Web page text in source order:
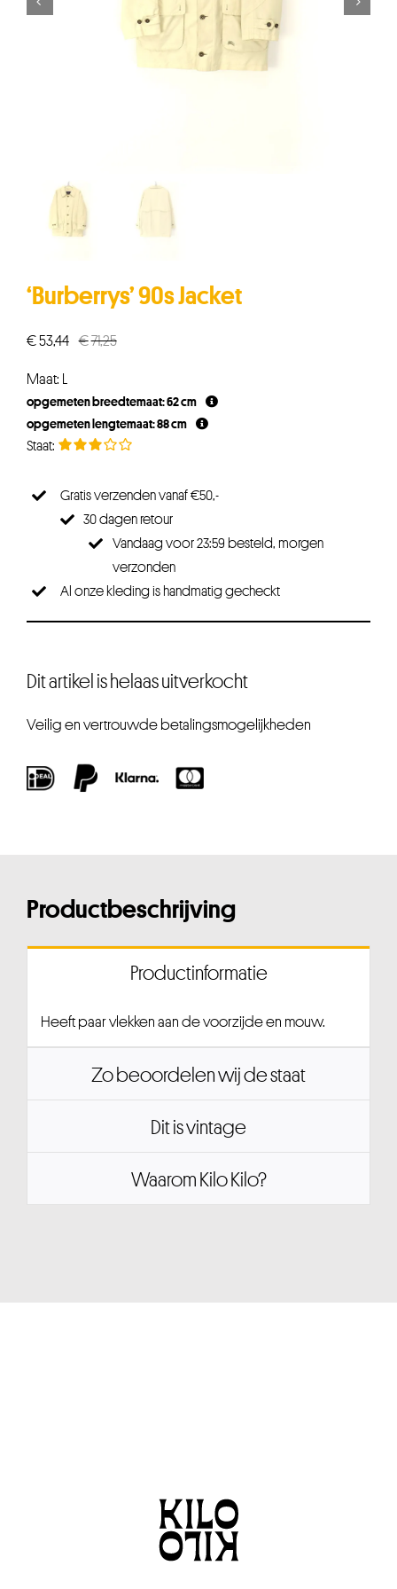
‘Burberrys’ 90s Jacket
€71,25Oorspronkelijke
€71,25.
€53,44
Huidige
€53,44.
Maat: L
opgemeten breedtemaat: 62 cm
opgemeten lengtemaat: 88 cm
Gratis verzenden vanaf €50,-
30 dagen retour
Vandaag voor 23:59 besteld, morgen
verzonden
Al onze kleding is handmatig gecheckt
Dit artikel is helaas uitverkocht
Veilig en vertrouwde betalingsmogelijkheden
Productbeschrijving
Productinformatie
Heeft paar vlekken aan de voorzijde en mouw.
Zo beoordelen wij de staat
Dit is vintage
Waarom Kilo Kilo?